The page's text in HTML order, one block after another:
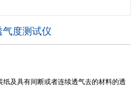
气度测试仪
纸及具有间断或者连续透气去的材料的透